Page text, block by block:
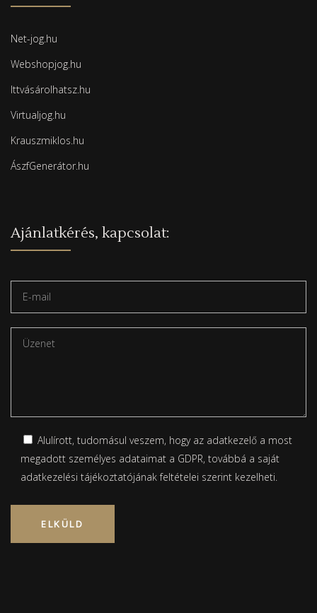
Net-jog.hu
Webshopjog.hu
Ittvásárolhatsz.hu
Virtualjog.hu
Krauszmiklos.hu
ÁszfGenerátor.hu
Ajánlatkérés, kapcsolat:
Alulírott, tudomásul veszem, hogy az adatkezelő a most
megadott személyes adataimat a GDPR, továbbá a saját
adatkezelési tájékoztatójánakfeltételei szerint kezelheti.
Please leave this field empty.